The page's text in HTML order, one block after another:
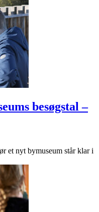
besøgstal –
et nyt bymuseum står klar i